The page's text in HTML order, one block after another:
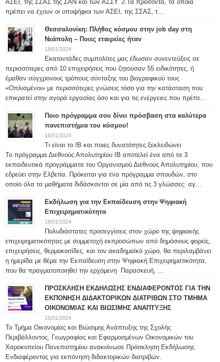
ΑΣΕΙ, της ΣΣΑΣ της ΣΑΝ και των ΑΣΣΥ. 2.Τα προσόντα, τα οποία
πρέπει να έχουν οι υποψήφιοι των ΑΣΕΙ, της ΣΣΑΣ, τ...
Θεσσαλονίκη: Πλήθος κόσμου στην job day στη
Νεάπολη – Ποιες εταιρείες ήταν
18/01/2024
Εκατοντάδες συμπολίτες μας έδωσαν συνεντεύξεις σε
περισσότερες από 10 επιχειρήσεις που ζητούσαν 55 ειδικότητες, ή
έμαθαν σύγχρονους τρόπους σύνταξης του βιογραφικού τους
«Οπλισμένοι» με περισσότερες γνώσεις τόσο για την κατάσταση που
επικρατεί στην αγορά εργασίας όσο και για τις ενέργειες που πρέπε...
Ποιο πρόγραμμα σου δίνει πρόσβαση στα καλύτερα
πανεπιστήμια του κόσμου!
18/01/2024
Τι είναι το IB και ποιες δυνατότητες ξεκλειδώνει
Το πρόγραμμα Διεθνούς Απολυτηρίου IB αποτελεί ένα από τα 3
εκπαιδευτικά προγράμματα του Οργανισμού Διεθνούς Απολυτηρίου, που
εδρεύει στην Ελβετία. Πρόκειται για ένα πρόγραμμα σπουδών, στο
οποίο όλα τα μαθήματα διδάσκονται σε μία από τις 3 γλώσσες: αγ...
Εκδήλωση για την Εκπαίδευση στην Ψηφιακή
Επιχειρηματικότητα
18/01/2024
Πολυδιάστατες προσεγγίσεις στον χώρο της ψηφιακής
επιχειρηματικότητας με συμμετοχή εκπροσώπων από δημόσιους φορείς,
επιχειρήσεις, θερμοκοιτίδες, και τον ακαδημαϊκό χώρο, θα περιλαμβάνει
η ημερίδα με θέμα την Εκπαίδευση στην Ψηφιακή Επιχειρηματικότητα,
που θα πραγματοποιηθεί την ερχόμενη Παρασκευή, ...
ΠΡΟΣΚΛΗΣΗ ΕΚΔΗΛΩΣΗΣ ΕΝΔΙΑΦΕΡΟΝΤΟΣ ΓΙΑ ΤΗΝ
ΕΚΠΟΝΗΣΗ ΔΙΔΑΚΤΟΡΙΚΩΝ ΔΙΑΤΡΙΒΩΝ ΣΤΟ ΤΜΗΜΑ
ΟΙΚΟΝΟΜΙΑΣ ΚΑΙ ΒΙΩΣΙΜΗΣ ΑΝΑΠΤΥΞΗΣ
15/01/2024
Το Τμήμα Οικονομίας και Βιώσιμης Ανάπτυξης της Σχολής
Περιβάλλοντος, Γεωγραφίας και Εφαρμοσμένων Οικονομικών του
Χαροκοπείου Πανεπιστημίου ανακοίνωσε Πρόσκληση Εκδήλωσης
Ενδιαφέροντος για εκπόνηση διδακτορικών διατριβών.